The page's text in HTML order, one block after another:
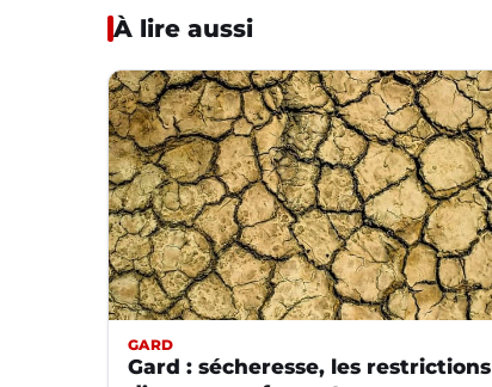
À lire aussi
GARD
Gard : sécheresse, les restrictions